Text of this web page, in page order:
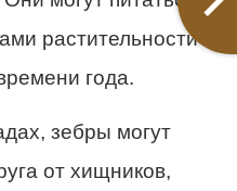
растительности в
года.
зебры могут
от хищников,